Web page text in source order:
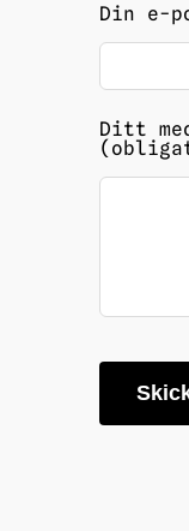
Din e-
Ditt